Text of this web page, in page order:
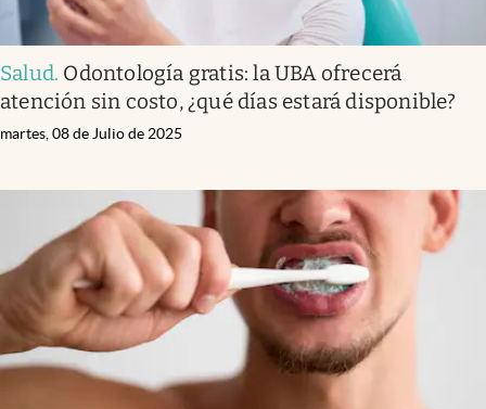
Salud. Odontología gratis: la UBA ofrecerá
atención sin costo, ¿qué días estará disponible?
martes, 08 de Julio de 2025